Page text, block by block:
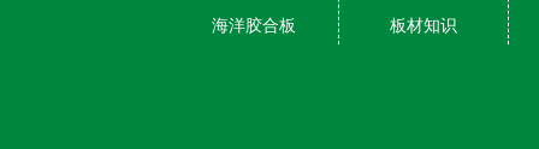
海洋胶合板
板材知识